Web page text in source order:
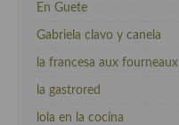
En Guete
Gabriela clavo y canela
la francesa aux fourneaux
la gastrored
lola en la cocina